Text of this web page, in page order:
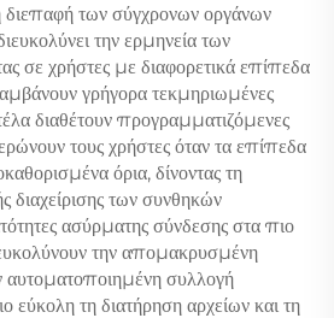
διεπαφή των σύγχρονων οργάνων
την ερμηνεία των
σε χρήστες με διαφορετικά επίπεδα
γρήγορα τεκμηριωμένες
διαθέτουν προγραμματιζόμενες
τους χρήστες όταν τα επίπεδα
όρια, δίνοντας τη
διαχείρισης των συνθηκών
ασύρματης σύνδεσης στα πιο
την απομακρυσμένη
αυτοματοποιημένη συλλογή
εύκολη τη διατήρηση αρχείων και τη